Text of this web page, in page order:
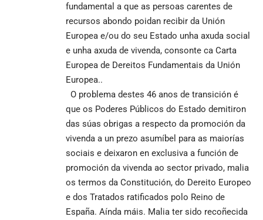
fundamental a que as persoas carentes de
recursos abondo poidan recibir da Unión
Europea e/ou do seu Estado unha axuda social
e unha axuda de vivenda, consonte ca Carta
Europea de Dereitos Fundamentais da Unión
Europea..
O problema destes 46 anos de transición é
que os Poderes Públicos do Estado demitiron
das súas obrigas a respecto da promoción da
vivenda a un prezo asumíbel para as maiorías
sociais e deixaron en exclusiva a función de
promoción da vivenda ao sector privado, malia
os termos da Constitución, do Dereito Europeo
e dos Tratados ratificados polo Reino de
España. Aínda máis. Malia ter sido recoñecida